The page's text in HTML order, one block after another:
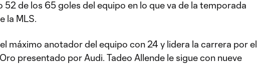
52 de los 65 goles del equipo en lo que va de la temporada
la MLS.
máximo anotador del equipo con 24 y lidera la carrera por el
presentado por Audi. Tadeo Allende le sigue con nueve